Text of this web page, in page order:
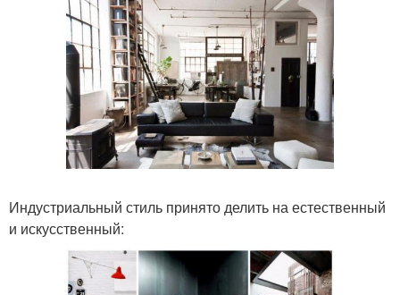
Индустриальный стиль принято делить на естественный
и искусственный: